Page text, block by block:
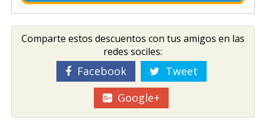
Comparte estos descuentos con tus amigos en las
redes sociles:
Facebook
Tweet
Google+